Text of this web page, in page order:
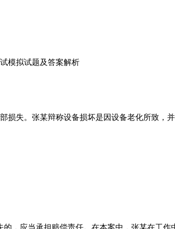
模拟试题及答案解析
失。张某辩称设备损坏是因设备老化所致，
，应当承担赔偿责任。在本案中，张某在工